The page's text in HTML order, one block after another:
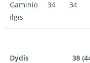
Gaminio
ilgis
34 34
Dydis 38